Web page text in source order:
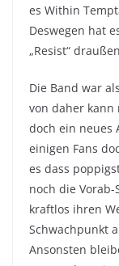
es Within
Deswegen hat
„Resist“
Die Band war
von daher kann
doch ein neues
einigen Fans
es dass
noch die Vorab-
kraftlos ihren
Schwachpunkt
Ansonsten